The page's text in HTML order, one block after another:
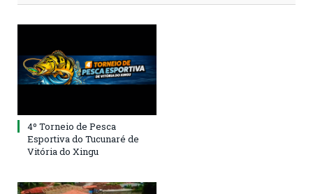
4º Torneio de Pesca
Esportiva do Tucunaré de
Vitória do Xingu